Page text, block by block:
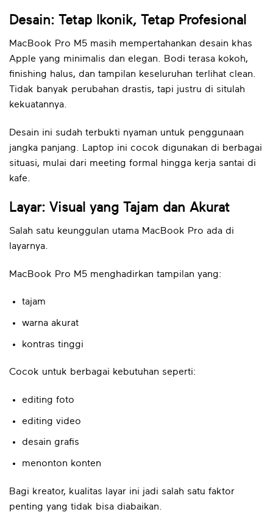
Desain: Tetap Ikonik, Tetap Profesional
MacBook Pro M5 masih mempertahankan desain khas
Apple yang minimalis dan elegan. Bodi terasa kokoh,
finishing halus, dan tampilan keseluruhan terlihat clean.
Tidak banyak perubahan drastis, tapi justru di situlah
kekuatannya.
Desain ini sudah terbukti nyaman untuk penggunaan
jangka panjang. Laptop ini cocok digunakan di berbagai
situasi, mulai dari meeting formal hingga kerja santai di
kafe.
Layar: Visual yang Tajam dan Akurat
Salah satu keunggulan utama MacBook Pro ada di
layarnya.
MacBook Pro M5 menghadirkan tampilan yang:
tajam
warna akurat
kontras tinggi
Cocok untuk berbagai kebutuhan seperti:
editing foto
editing video
desain grafis
menonton konten
Bagi kreator, kualitas layar ini jadi salah satu faktor
penting yang tidak bisa diabaikan.